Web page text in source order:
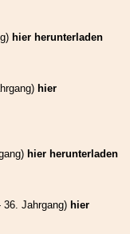
die Engelsprojektgruppe
gefolgt von
eingeladen waren,
macht: Ein
hier herunterladen
hier
hier herunterladen
36. Jahrgang) hier